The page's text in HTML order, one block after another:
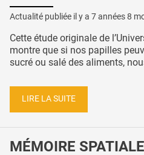
Actualité publiée il y a 7 années 8
Cette étude originale de
montre que si nos papilles
sucré ou salé des aliments,
LIRE LA SUITE
MÉMOIRE